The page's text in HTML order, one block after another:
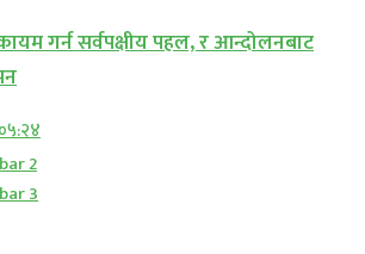
गर्न सर्वपक्षीय पहल, र आन्दोलनबाट